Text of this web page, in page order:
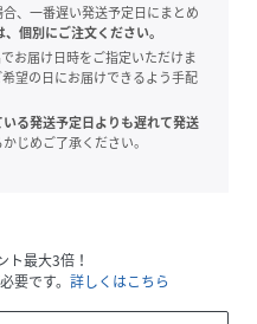
、一番遅い発送予定日にまとめ
個別にご注文ください。
お届け日時をご指定いただけま
望の日にお届けできるよう手配
る発送予定日よりも遅れて発送
じめご了承ください。
ト最大3倍！
要です。 詳しくはこちら